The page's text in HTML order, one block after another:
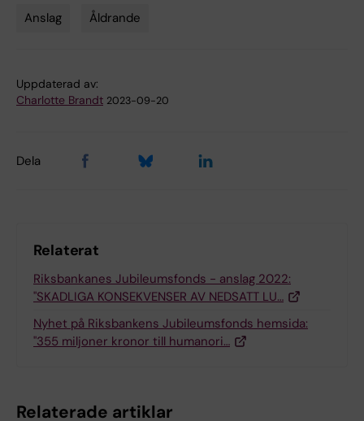
Anslag Åldrande
Uppdaterad av:
Charlotte Brandt 2023-09-20
Dela
Relaterat
Riksbankanes Jubileumsfonds - anslag 2022:
"SKADLIGA KONSEKVENSER AV NEDSATT LU…
Nyhet på Riksbankens Jubileumsfonds hemsida:
"355 miljoner kronor till humanori…
Relaterade artiklar